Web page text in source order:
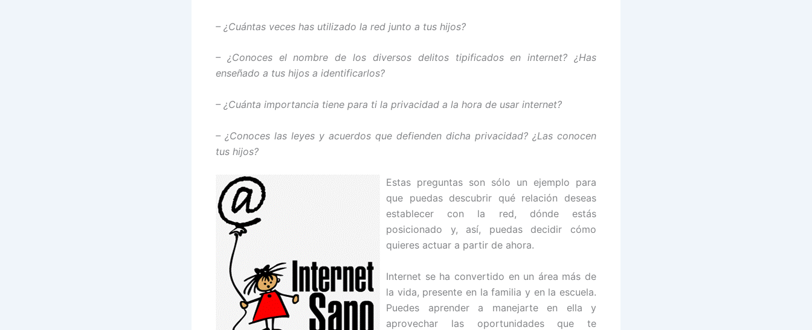
– ¿Cuántas veces has utilizado la red junto a tus hijos?
– ¿Conoces el nombre de los diversos delitos tipificados en internet? ¿Has
enseñado a tus hijos a identificarlos?
– ¿Cuánta importancia tiene para ti la privacidad a la hora de usar internet?
– ¿Conoces las leyes y acuerdos que defienden dicha privacidad? ¿Las conocen
tus hijos?
Estas preguntas son sólo un ejemplo para
que puedas descubrir qué relación deseas
establecer con la red, dónde estás
posicionado y, así, puedas decidir cómo
quieres actuar a partir de ahora.
Internet se ha convertido en un área más de
la vida, presente en la familia y en la escuela.
Puedes aprender a manejarte en ella y
aprovechar las oportunidades que te